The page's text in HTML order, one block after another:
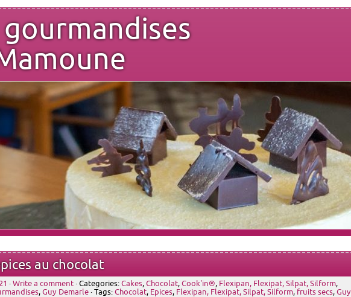
gourmandises
au chocolat
· Write a comment · Categories: Cakes, Chocolat, Cook'in®, Flexipan, Flexipat, Silpat, Silform,
, Guy Demarle · Tags: Chocolat, Epices, Flexipan, Flexipat, Silpat, Silform, fruits secs, Guy